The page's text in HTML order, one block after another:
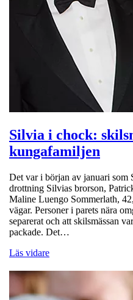
Silvia i chock:
kungafamiljen
Det var i början av januari som
drottning Silvias brorson,
Maline Luengo Sommerlath,
vägar. Personer i parets nära
separerat och att skilsmässan
packade. Det…
Läs vidare